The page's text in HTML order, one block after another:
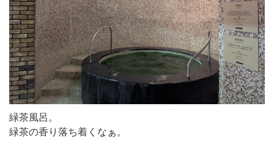
緑茶風呂。
緑茶の香り落ち着くなぁ。